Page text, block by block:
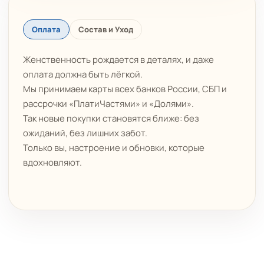
Оплата Состав и Уход
Женственность рождается в деталях, и даже
оплата должна быть лёгкой.
Мы принимаем карты всех банков России, СБП и
рассрочки «ПлатиЧастями» и «Долями».
Так новые покупки становятся ближе: без
ожиданий, без лишних забот.
Только вы, настроение и обновки, которые
вдохновляют.